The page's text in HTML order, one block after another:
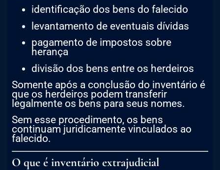
identificação dos bens do falecido
levantamento de eventuais dívidas
pagamento de impostos sobre
herança
divisão dos bens entre os herdeiros
Somente após a conclusão do inventário é
que os herdeiros podem transferir
legalmente os bens para seus nomes.
Sem esse procedimento, os bens
continuam juridicamente vinculados ao
falecido.
O que é inventário extrajudicial